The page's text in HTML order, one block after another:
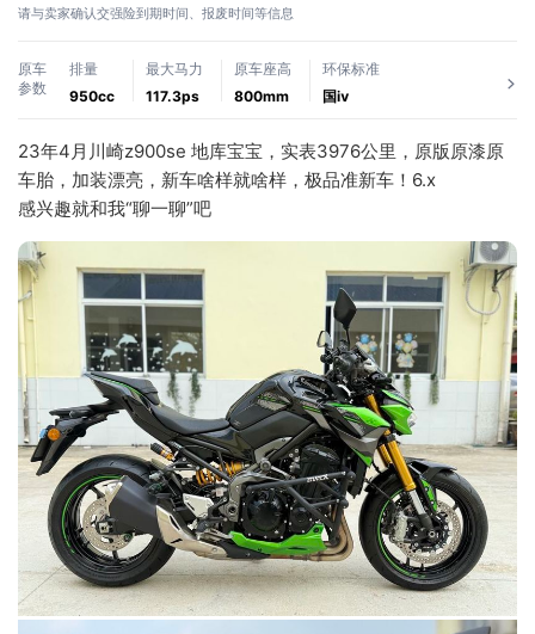
请与卖家确认交强险到期时间、报废时间等信息
原车
参数
排量
950cc
最大马力
117.3ps
原车座高
800mm
环保标准
国ⅳ
23年4月川崎z900se 地库宝宝，实表3976公里，原版原漆原
车胎，加装漂亮，新车啥样就啥样，极品准新车！6.x
感兴趣就和我“聊一聊”吧